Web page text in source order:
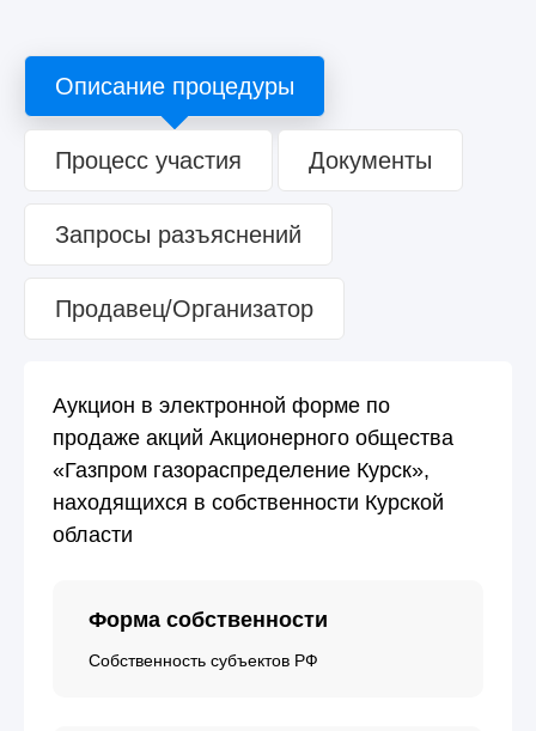
Описание процедуры
Процесс участия Документы
Запросы разъяснений
Продавец/Организатор
Аукцион в электронной форме по
продаже акций Акционерного общества
«Газпром газораспределение Курск»,
находящихся в собственности Курской
области
Форма собственности
Собственность субъектов РФ